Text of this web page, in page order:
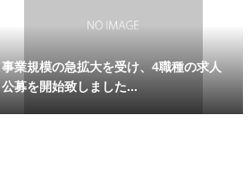
事業規模の急拡大を受け、4職種の求人
公募を開始致しました...